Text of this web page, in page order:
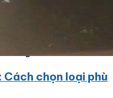
hàng.
chọn loại phù